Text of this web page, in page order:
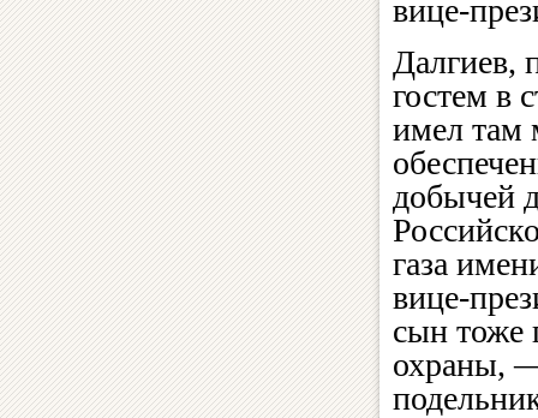
вице-
Далгиев,
гостем в
имел там
добычей
газа
вице-
сын тоже
охраны,